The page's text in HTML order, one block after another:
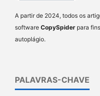
A partir de 2024, todos os
software CopySpider para
autoplágio.
PALAVRAS-CHAVE